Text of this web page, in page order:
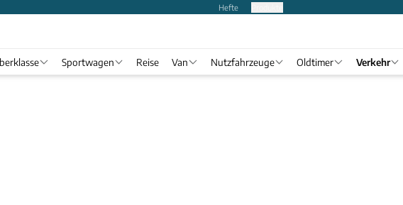
Hefte
Sportwagen Reise Van Nutzfahrzeuge Oldtimer Verkehr